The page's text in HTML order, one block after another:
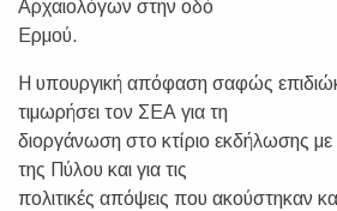
Αρχαιολόγων στην οδό
Ερμού.
Η υπουργική απόφαση σαφώς
τιμωρήσει τον ΣΕΑ για τη
διοργάνωση στο κτίριο εκδήλωσης με
της Πύλου και για τις
πολιτικές απόψεις που ακούστηκαν